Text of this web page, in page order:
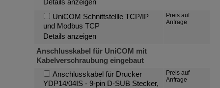
Details anzeigen
UniCOM Schnittstellle TCP/IP
und Modbus TCP
Details anzeigen
Preis auf
Anfrage
Anschlusskabel für UniCOM mit
Kabelverschraubung eingebaut
Anschlusskabel für Drucker
YDP14/04IS - 9-pin D-SUB Stecker,
Preis auf
Anfrage